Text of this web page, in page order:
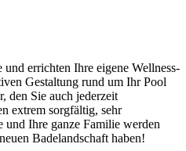
errichten Ihre eigene Wellness-
Gestaltung rund um Ihr Pool
den Sie auch jederzeit
extrem sorgfältig, sehr
und Ihre ganze Familie werden
Badelandschaft haben!